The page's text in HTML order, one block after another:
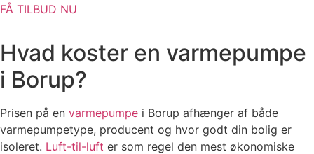
FÅ TILBUD NU
Hvad koster en varmepumpe
i Borup?
Prisen på en varmepumpe i Borup afhænger af både
varmepumpetype, producent og hvor godt din bolig er
isoleret. Luft-til-luft er som regel den mest økonomiske